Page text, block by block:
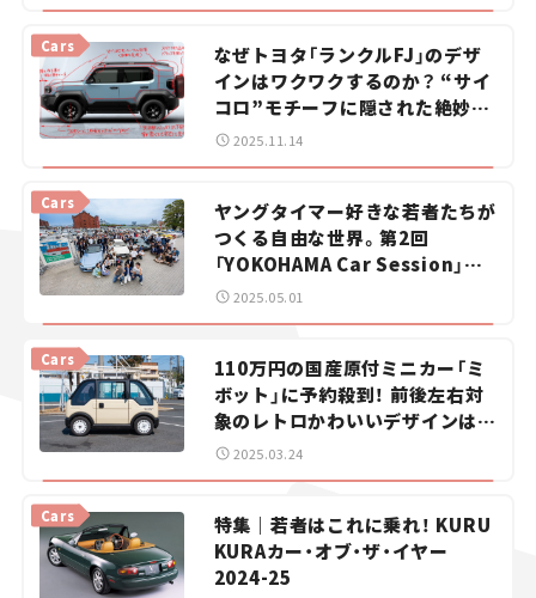
Cars
なぜトヨタ「ランクルFJ」のデザ
インはワクワクするのか？ “サイ
コロ”モチーフに隠された絶妙バ
ランスを読み解く——渕野健太郎
2025.11.14
Cars
ヤングタイマー好きな若者たちが
つくる自由な世界。第2回
「YOKOHAMA Car Session」に
はクルマ愛が溢れていた！
2025.05.01
Cars
110万円の国産原付ミニカー「ミ
ボット」に予約殺到！ 前後左右対
象のレトロかわいいデザインはな
ぜ生まれた？【試乗レビュー】
2025.03.24
Cars
特集｜若者はこれに乗れ！ KURU
KURAカー・オブ・ザ・イヤー
2024-25